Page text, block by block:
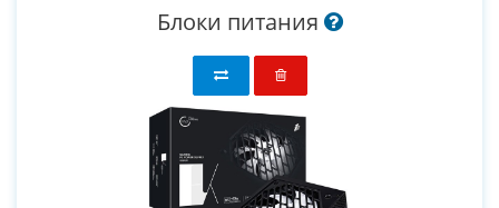
Блоки питания